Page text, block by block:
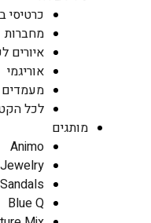
כרטיסי
מחברות
איורים
אוריגמי
מעמדים
לכל
מותגים
Animo
Blue Q